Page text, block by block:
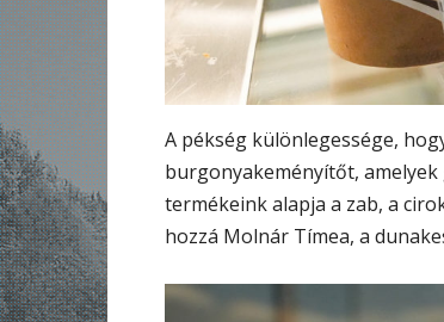
A pékség különlegessége,
burgonyakeményítőt,
termékeink alapja a zab, a
hozzá Molnár Tímea, a